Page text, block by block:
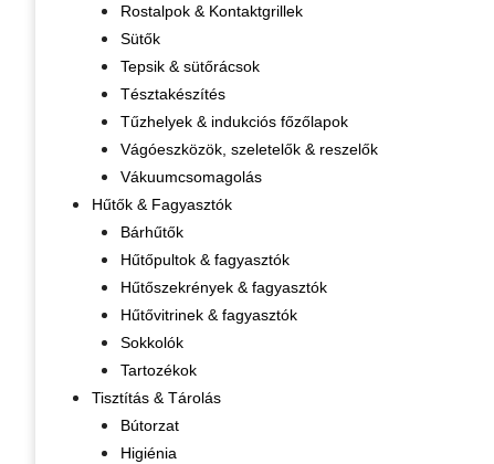
Rostalpok & Kontaktgrillek
Sütők
Tepsik & sütőrácsok
Tésztakészítés
Tűzhelyek & indukciós főzőlapok
Vágóeszközök, szeletelők & reszelők
Vákuumcsomagolás
Hűtők & Fagyasztók
Bárhűtők
Hűtőpultok & fagyasztók
Hűtőszekrények & fagyasztók
Hűtővitrinek & fagyasztók
Sokkolók
Tartozékok
Tisztítás & Tárolás
Bútorzat
Higiénia